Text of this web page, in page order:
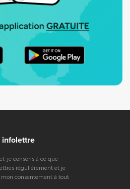
infolettre
je consens à ce que
régulièrement et je
consentement à tout